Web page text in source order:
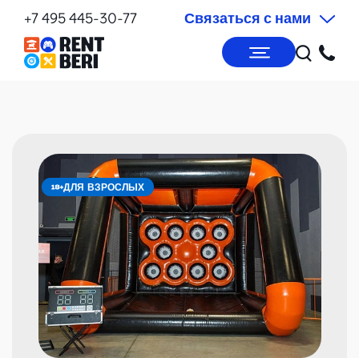
+7 495 445-30-77 Связаться с нами
ДЛЯ ВЗРОСЛЫХ